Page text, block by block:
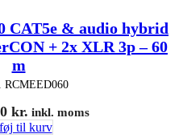
CAT5e & audio hybrid
+ 2x XLR 3p – 60
m
RCMEED060
kr. inkl. moms
til kurv